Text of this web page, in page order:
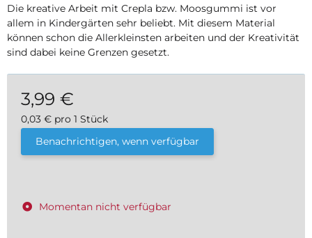
Die kreative Arbeit mit Crepla bzw. Moosgummi ist vor
allem in Kindergärten sehr beliebt. Mit diesem Material
können schon die Allerkleinsten arbeiten und der Kreativität
sind dabei keine Grenzen gesetzt.
3,99 €
0,03 € pro 1 Stück
inkl. 19% USt. , zzgl.
Benachrichtigen, wenn verfügbar
Momentan nicht verfügbar